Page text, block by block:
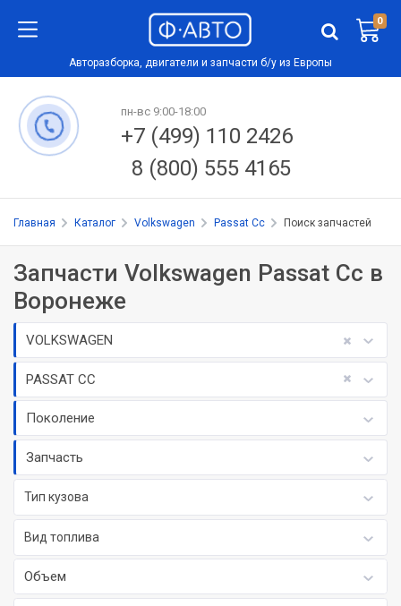
0
Авторазборка, двигатели и запчасти б/у из Европы
пн-вс 9:00-18:00
+7 (499) 110 2426
8 (800) 555 4165
Главная Каталог Volkswagen Passat Cc Поиск запчастей
Запчасти Volkswagen Passat Cc в
Воронеже
VOLKSWAGEN
PASSAT CC
Поколение
Запчасть
Тип кузова
Вид топлива
Объем